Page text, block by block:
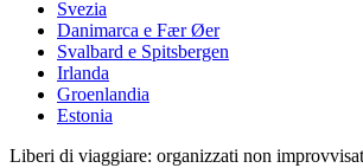
Svezia
Danimarca e Fær Øer
Svalbard e Spitsbergen
Irlanda
Groenlandia
Estonia
Liberi di viaggiare: organizzati non